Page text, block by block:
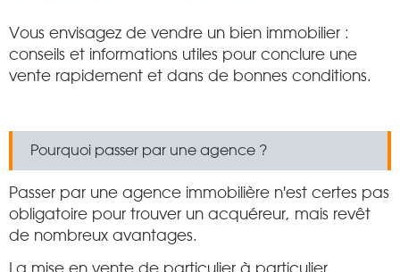
Vous envisagez de vendre un bien immobilier :
conseils et informations utiles pour conclure une
vente rapidement et dans de bonnes conditions.
Pourquoi passer par une agence ?
Passer par une agence immobilière n'est certes pas
obligatoire pour trouver un acquéreur, mais revêt
de nombreux avantages.
La mise en vente de particulier à particulier